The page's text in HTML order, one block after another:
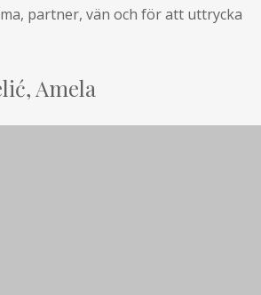
partner, vän och för att uttrycka
Amela